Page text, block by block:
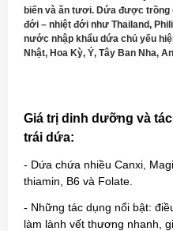
biến và ăn tươi. Dứa được trồng
đới – nhiệt đới như Thailand,
nước nhập khẩu dứa chủ yếu
Nhật, Hoa Kỳ, Ý, Tây Ban Nha,
Giá trị dinh dưỡng và
trái dứa:
- Dứa chứa nhiều Canxi,
thiamin, B6 và Folate.
- Những tác dụng nổi bật:
làm lành vết thương nhanh,